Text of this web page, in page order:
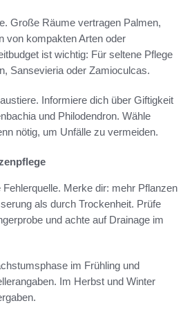
Große Räume vertragen Palmen,
von kompakten Arten oder
ist wichtig: Für seltene Pflege
Sansevieria oder Zamioculcas.
Informiere dich über Giftigkeit
und Philodendron. Wähle
nötig, um Unfälle zu vermeiden.
Merke dir: mehr Pflanzen
als durch Trockenheit. Prüfe
und achte auf Drainage im
im Frühling und
Im Herbst und Winter